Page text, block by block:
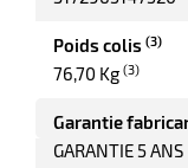
Poids colis (3)
76,70 Kg (3)
Garantie
GARANTIE 5 ANS